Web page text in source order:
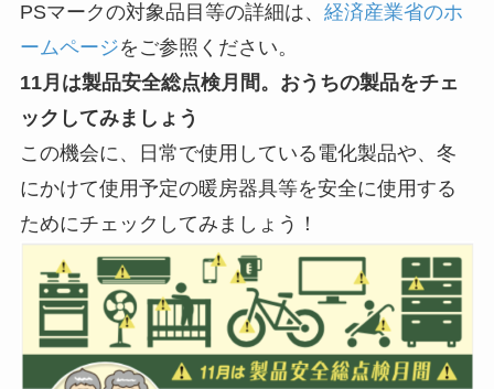
PSマークの対象品目等の詳細は、 経済産業省のホ
ームページをご参照ください。
11月は製品安全総点検月間。おうちの製品をチェ
ックしてみましょう
この機会に、日常で使用している電化製品や、冬
にかけて使用予定の暖房器具等を安全に使用する
ためにチェックしてみましょう！